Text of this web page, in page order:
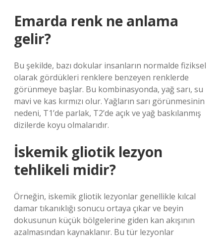
Emarda renk ne anlama
gelir?
Bu şekilde, bazı dokular insanların normalde fiziksel
olarak gördükleri renklere benzeyen renklerde
görünmeye başlar. Bu kombinasyonda, yağ sarı, su
mavi ve kas kırmızı olur. Yağların sarı görünmesinin
nedeni, T1’de parlak, T2’de açık ve yağ baskılanmış
dizilerde koyu olmalarıdır.
İskemik gliotik lezyon
tehlikeli midir?
Örneğin, iskemik gliotik lezyonlar genellikle kılcal
damar tıkanıklığı sonucu ortaya çıkar ve beyin
dokusunun küçük bölgelerine giden kan akışının
azalmasından kaynaklanır. Bu tür lezyonlar